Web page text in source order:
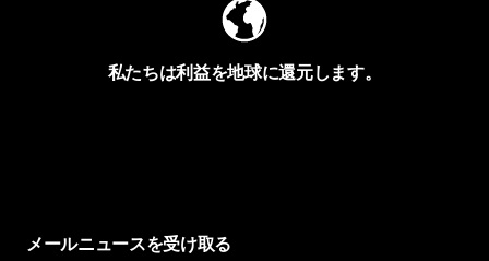
私たちは利益を地球に還元します。
メールニュースを受け取る